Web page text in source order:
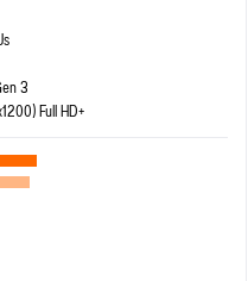
3
Full HD+